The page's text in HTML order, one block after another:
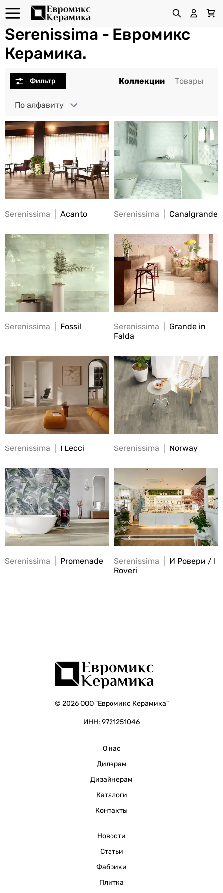
Serenissima - Евромикс
Керамика.
По алфавиту
Serenissima Acanto Serenissima Canalgrande
Serenissima Fossil Serenissima
Grande in
Falda
Serenissima I Lecci Serenissima Norway
Serenissima Promenade Serenissima
И Ровери / I
Roveri
© 2026 ООО "Евромикс Керамика"
ИНН: 9721251046
О нас
Дилерам
Дизайнерам
Каталоги
Контакты
Новости
Статьи
Фабрики
Плитка